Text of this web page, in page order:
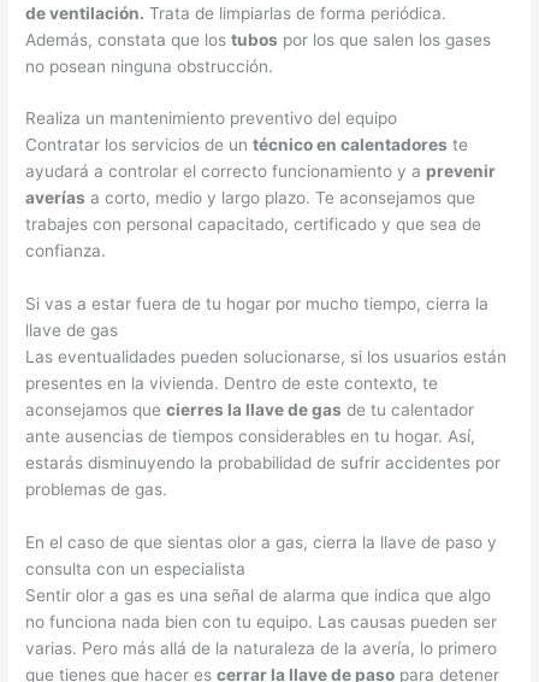
de ventilación. Trata de limpiarlas de forma periódica.
Además, constata que lostubos por los que salen los gases
no posean ninguna obstrucción.
Realiza un mantenimiento preventivo del equipo
Contratar los servicios de untécnico en calentadores te
ayudará a controlar el correcto funcionamiento y a prevenir
averías a corto, medio y largo plazo. Te aconsejamos que
trabajes con personal capacitado, certificado y que sea de
confianza.
Si vas a estar fuera de tu hogar por mucho tiempo, cierra la
llave de gas
Las eventualidades pueden solucionarse, si los usuarios están
presentes en la vivienda. Dentro de este contexto, te
aconsejamos quecierres la llave de gas de tu calentador
ante ausencias de tiempos considerables en tu hogar. Así,
estarás disminuyendo la probabilidad de sufrir accidentes por
problemas de gas.
En el caso de que sientas olor a gas, cierra la llave de paso y
consulta con un especialista
Sentir olor a gas es una señal de alarma que indica que algo
no funciona nada bien con tu equipo. Las causas pueden ser
varias. Pero más allá de la naturaleza de la avería, lo primero
que tienes que hacer escerrar la llave de paso para detener